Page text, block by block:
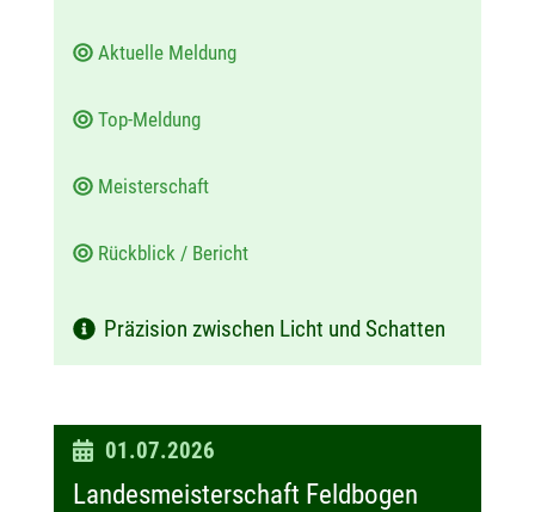
Aktuelle Meldung
Top-Meldung
Meisterschaft
Rückblick / Bericht
Präzision zwischen Licht und Schatten
D
a
01.07.2026
Landesmeisterschaft Feldbogen